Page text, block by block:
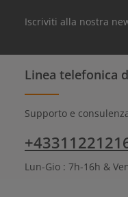
Iscriviti alla nostra
Linea telefonica
Supporto e
Lun-Gio : 7h-16h &